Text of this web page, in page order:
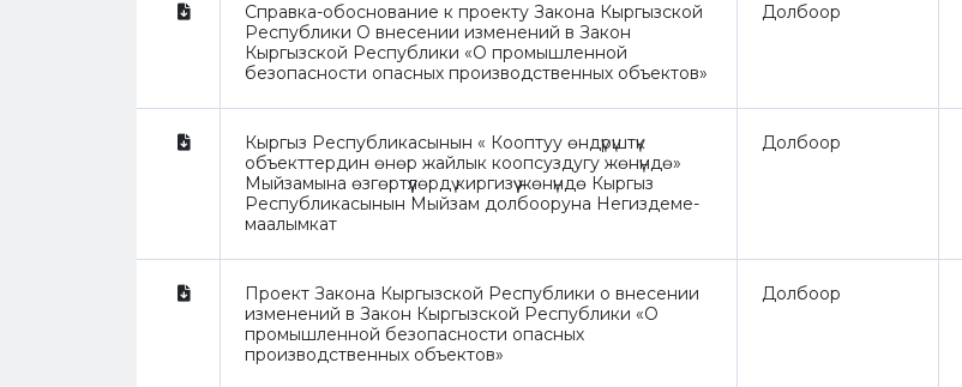
Справка-обоснование к проекту Закона Кыргызской
Республики О внесении изменений в Закон
Кыргызской Республики «О промышленной
безопасности опасных производственных объектов»
Долбоор
Кыргыз Республикасынын « Кооптуу өндүрүштүк
объекттердин өнөр жайлык коопсуздугу жөнүндө»
Мыйзамына өзгөртүүлөрдү киргизүү жөнүндө Кыргыз
Республикасынын Мыйзам долбооруна Негиздеме-
маалымкат
Долбоор
Проект Закона Кыргызской Республики о внесении
изменений в Закон Кыргызской Республики «О
промышленной безопасности опасных
производственных объектов»
Долбоор